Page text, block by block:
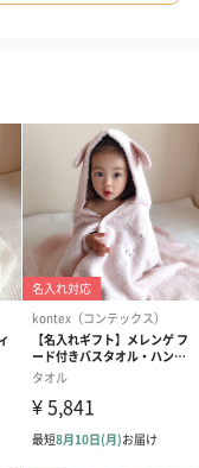
ットです。
、ハンカチのサ
です。
の地にスヤスヤ眠る
。
立つのも愛らしいポ